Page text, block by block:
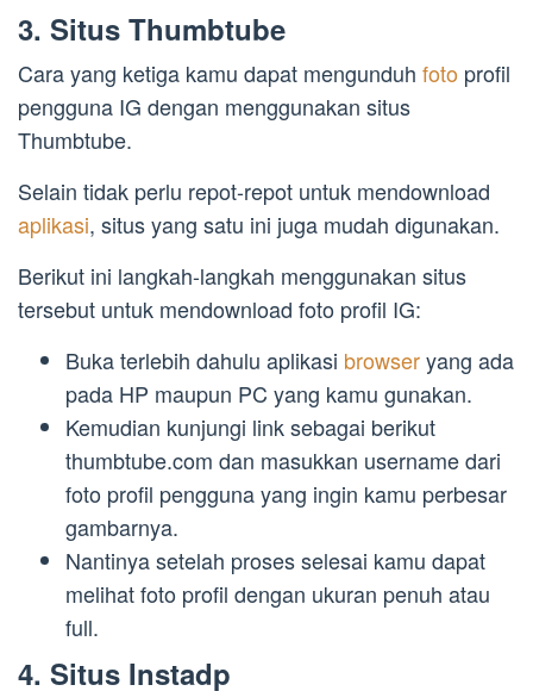
3. Situs Thumbtube
Cara yang ketiga kamu dapat mengunduh foto profil
pengguna IG dengan menggunakan situs
Thumbtube.
Selain tidak perlu repot-repot untuk mendownload
aplikasi, situs yang satu ini juga mudah digunakan.
Berikut ini langkah-langkah menggunakan situs
tersebut untuk mendownload foto profil IG:
Buka terlebih dahulu aplikasi browseryang ada
pada HP maupun PC yang kamu gunakan.
Kemudian kunjungi link sebagai berikut
thumbtube.com dan masukkan username dari
foto profil pengguna yang ingin kamu perbesar
gambarnya.
Nantinya setelah proses selesai kamu dapat
melihat foto profil dengan ukuran penuh atau
full.
4. Situs Instadp